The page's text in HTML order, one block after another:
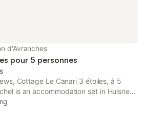
d'Avranches
pour 5 personnes
Cottage Le Canari 3 étoiles, à 5
is an accommodation set in Huisnes-
Saint-Michel and 19 km from
- Manuscript Museum of Mont Saint-